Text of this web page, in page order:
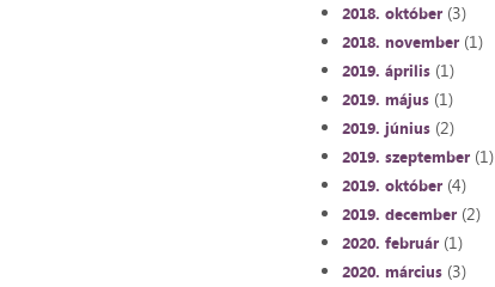
2018. október (3)
2018. november (1)
2019. április (1)
2019. május (1)
2019. június (2)
2019. szeptember (1)
2019. október (4)
2019. december (2)
2020. február (1)
2020. március (3)